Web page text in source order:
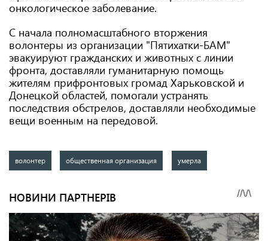
онкологическое заболевание.
С начала полномасштабного вторжения
волонтеры из организации "Пятихатки-БАМ"
эвакуируют гражданских и животных с линии
фронта, доставляли гуманитарную помощь
жителям прифронтовых громад Харьковской и
Донецкой областей, помогали устранять
последствия обстрелов, доставляли необходимые
вещи военным на передовой.
волонтер общественная организация умерла